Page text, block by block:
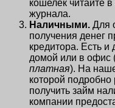
кошелёк читайте
журнала.
Наличными. Для
получения денег
кредитора. Есть и
домой или в офис
платная). На
которой подробно
получить займ
компании